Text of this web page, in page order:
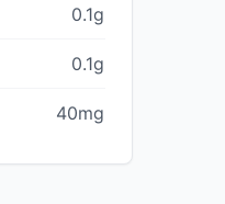
0.1g
0.1g
40mg